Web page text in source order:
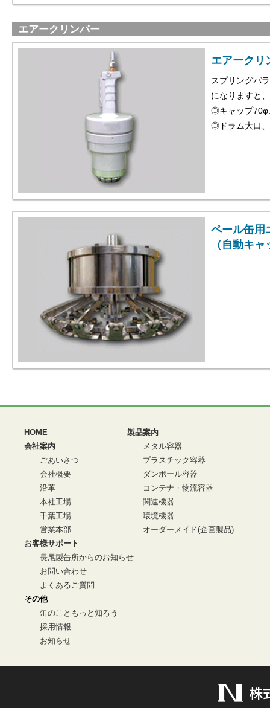
エアークリンパー
エアークリ
スプリングパ
になりますと
◎キャップ70φ
◎ドラム大口
ペール缶用
（自動キ
HOME
会社案内
ごあいさつ
会社概要
沿革
本社工場
千葉工場
営業本部
製品案内
メタル容器
プラスチック容器
ダンボール容器
コンテナ・物流容器
関連機器
環境機器
オーダーメイド(企画製品)
お客様サポート
長尾製缶所からのお知らせ
お問い合わせ
よくあるご質問
その他
缶のこともっと知ろう
採用情報
お知らせ